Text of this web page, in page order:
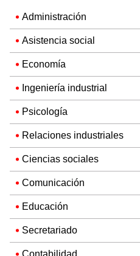
Administración
Asistencia social
Economía
Ingeniería industrial
Psicología
Relaciones industriales
Ciencias sociales
Comunicación
Educación
Secretariado